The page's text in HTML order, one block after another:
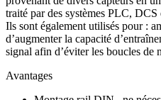
traité par des systèmes PLC, DCS
Ils sont également utilisés pour :
d’augmenter la capacité
signal afin d’éviter les boucles de
Avantages